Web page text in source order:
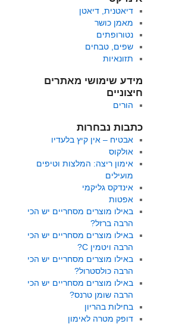
דיאטנית, דיאטן
מאמן כושר
נטורופתים
שפים, טבחים
תזונאיות
מידע שימושי מאתרים
חיצוניים
הורים
כתבות נבחרות
אבטיח – אין קיץ בלעדיו
אולקוס
אימון ריצה: המלצות וטיפים
מועילים
אינדקס גליקמי
אפטות
באילו מוצרים מסחריים יש הכי
הרבה ברזל?
באילו מוצרים מסחריים יש הכי
הרבה ויטמין C?
באילו מוצרים מסחריים יש הכי
הרבה כולסטרול?
באילו מוצרים מסחריים יש הכי
הרבה שומן טרנס?
בחילות בהריון
דופק מטרה לאימון